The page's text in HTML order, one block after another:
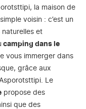
la maison de
voisin : c’est un
et
camping dans le
vous immerger dans
grâce aux
Le
propose des
que des